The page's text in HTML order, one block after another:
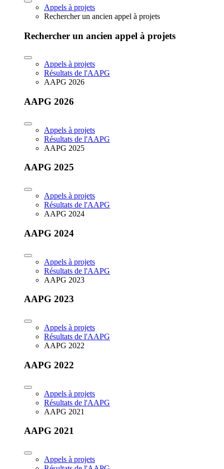
Appels à projets
Rechercher un ancien appel à projets
Rechercher un ancien appel à projets
Appels à projets
Résultats de l'AAPG
AAPG 2026
AAPG 2026
Appels à projets
Résultats de l'AAPG
AAPG 2025
AAPG 2025
Appels à projets
Résultats de l'AAPG
AAPG 2024
AAPG 2024
Appels à projets
Résultats de l'AAPG
AAPG 2023
AAPG 2023
Appels à projets
Résultats de l'AAPG
AAPG 2022
AAPG 2022
Appels à projets
Résultats de l'AAPG
AAPG 2021
AAPG 2021
Appels à projets